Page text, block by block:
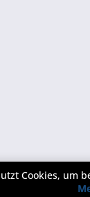
Cookies, um